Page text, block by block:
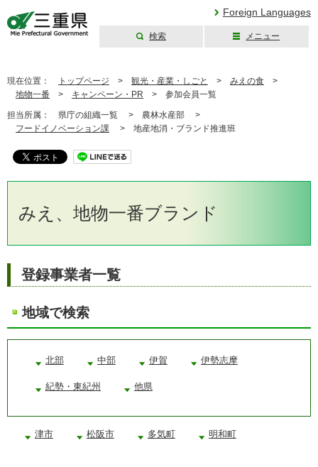
Foreign Languages
検索 メニュー
現在位置： トップページ > 観光・産業・しごと > みえの食 >
地物一番 > キャンペーン・PR > 参加会員一覧
担当所属： 県庁の組織一覧 > 農林水産部 >
フードイノベーション課 > 地産地消・ブランド推進班
みえ、地物一番ブランド
登録事業者一覧
地域で検索
北部 中部 伊賀 伊勢志摩
紀勢・東紀州 他県
津市 松阪市 多気町 明和町